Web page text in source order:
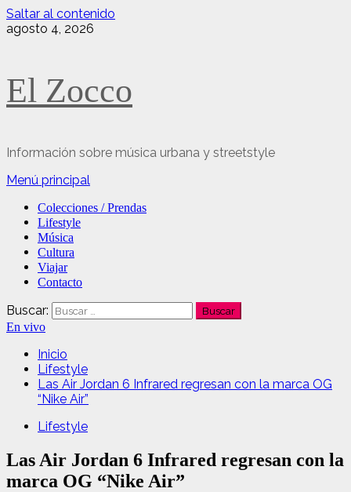
Saltar al contenido
agosto 4, 2026
El Zocco
Información sobre música urbana y streetstyle
Menú principal
Colecciones / Prendas
Lifestyle
Música
Cultura
Viajar
Contacto
Buscar:
En vivo
Inicio
Lifestyle
Las Air Jordan 6 Infrared regresan con la marca OG
“Nike Air”
Lifestyle
Las Air Jordan 6 Infrared regresan con la
marca OG “Nike Air”